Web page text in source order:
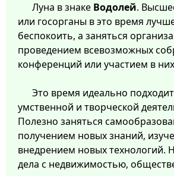
Луна в знаке Водолей.
или госорганы в это время
беспокоить, а заняться
проведением всевозможных
конференций или участием в
Это время идеально
умственной и творческой
Полезно заняться
получением новых знаний,
внедрением новых технологий.
дела с недвижимостью,